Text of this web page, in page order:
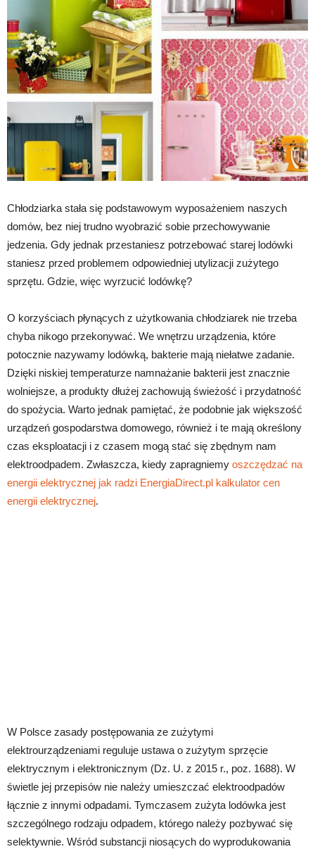
Chłodziarka stała się podstawowym wyposażeniem naszych
domów, bez niej trudno wyobrazić sobie przechowywanie
jedzenia. Gdy jednak przestaniesz potrzebować starej lodówki
staniesz przed problemem odpowiedniej utylizacji zużytego
sprzętu. Gdzie, więc wyrzucić lodówkę?
O korzyściach płynących z użytkowania chłodziarek nie trzeba
chyba nikogo przekonywać. We wnętrzu urządzenia, które
potocznie nazywamy lodówką, bakterie mają niełatwe zadanie.
Dzięki niskiej temperaturze namnażanie bakterii jest znacznie
wolniejsze, a produkty dłużej zachowują świeżość i przydatność
do spożycia. Warto jednak pamiętać, że podobnie jak większość
urządzeń gospodarstwa domowego, również i te mają określony
czas eksploatacji i z czasem mogą stać się zbędnym nam
elektroodpadem. Zwłaszcza, kiedy zapragniemy oszczędzać na
energii elektrycznej jak radzi EnergiaDirect.pl kalkulator cen
energii elektrycznej.
W Polsce zasady postępowania ze zużytymi
elektrourządzeniami reguluje ustawa o zużytym sprzęcie
elektrycznym i elektronicznym (Dz. U. z 2015 r., poz. 1688). W
świetle jej przepisów nie należy umieszczać elektroodpadów
łącznie z innymi odpadami. Tymczasem zużyta lodówka jest
szczególnego rodzaju odpadem, którego należy pozbywać się
selektywnie. Wśród substancji niosących do wyprodukowania